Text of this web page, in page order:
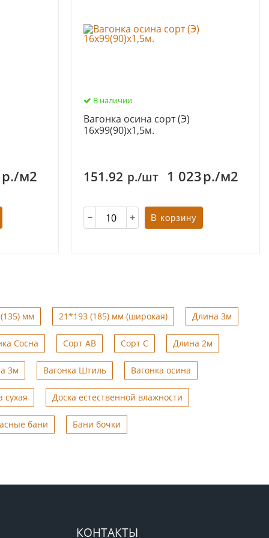
р./м2
В наличии
Вагонка осина сорт (Э)
16х99(90)х1,5м.
151.92 р./шт 1 023р./м2
В корзину
мм 21*193 (185) мм (широкая) Длина 3м
Сосна Сорт АВ Сорт С Длина 2м
3м Вагонка Штиль Вагонка осина
сухая Доска естественной влажности
бани Бани бочки
КОНТАКТЫ